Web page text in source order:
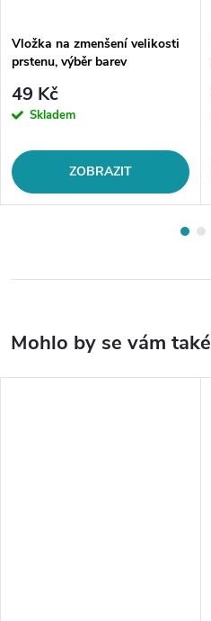
Vložka na zmenšení velikosti
prstenu, výběr barev
49 Kč
Skladem
ZOBRAZIT